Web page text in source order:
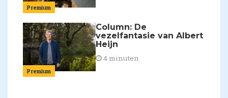
Premium
Premium
Column: De
vezelfantasie van Albert
Heijn
4 minuten